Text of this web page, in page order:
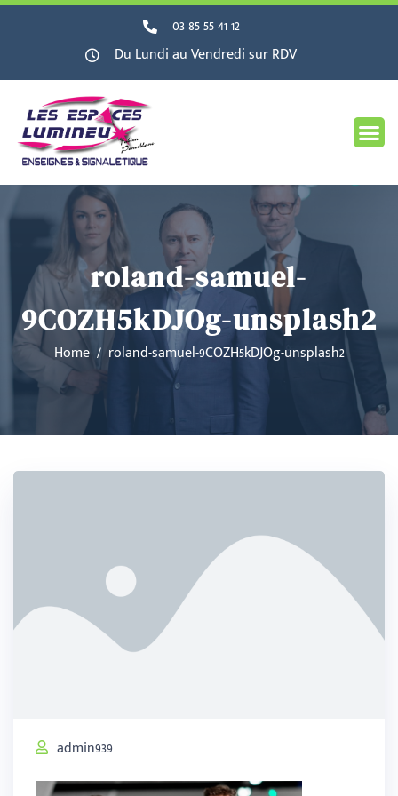
03 85 55 41 12
Du Lundi au Vendredi sur RDV
roland-samuel-
9COZH5kDJOg-unsplash2
Home roland-samuel-9COZH5kDJOg-unsplash2
admin939